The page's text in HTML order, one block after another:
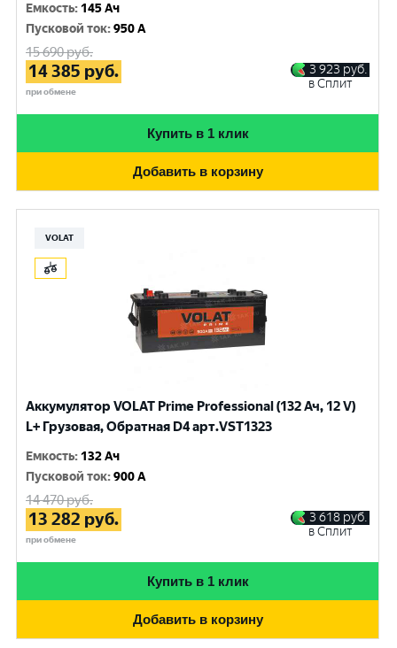
Емкость: 145 Ач
Пусковой ток:950 A
15 690руб.
14 385 руб.
при обмене
3 923 руб.
в Сплит
Купить в 1 клик
Добавить в корзину
VOLAT
Аккумулятор VOLAT Prime Professional (132 Ач, 12 V)
L+ Грузовая, Обратная D4 арт.VST1323
Емкость: 132 Ач
Пусковой ток:900 A
14 470руб.
13 282 руб.
при обмене
3 618 руб.
в Сплит
Купить в 1 клик
Добавить в корзину